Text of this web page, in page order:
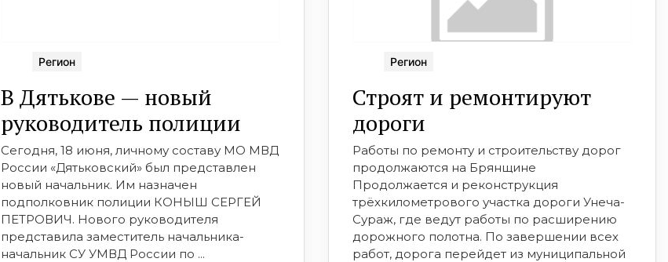
Регион
В Дятькове — новый
руководитель полиции
Сегодня, 18 июня, личному составу МО МВД
России «Дятьковский» был представлен
новый начальник. Им назначен
подполковник полиции КОНЫШ СЕРГЕЙ
ПЕТРОВИЧ. Нового руководителя
представила заместитель начальника-
начальник СУ УМВД России по ...
Регион
Строят и ремонтируют
дороги
Работы по ремонту и строительству дорог
продолжаются на Брянщине
‍Продолжается и реконструкция
трёхкилометрового участка дороги Унеча-
Сураж, где ведут работы по расширению
дорожного полотна. По завершении всех
работ, дорога перейдет из муниципальной